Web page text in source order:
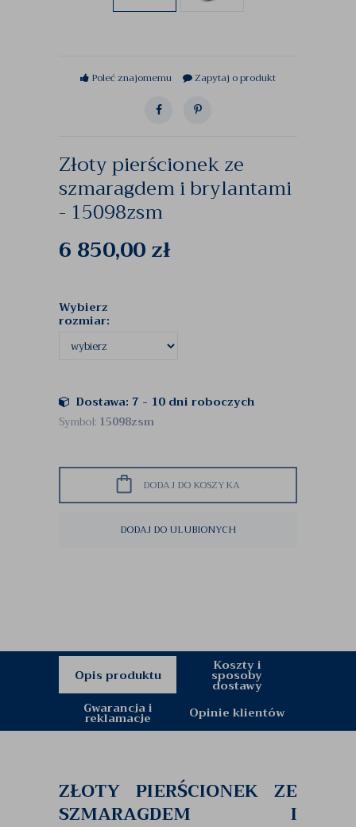
Poleć znajomemu Zapytaj o produkt
Złoty pierścionek ze
szmaragdem i brylantami
- 15098zsm
6 850,00zł
Wybierz
rozmiar:
Dostawa: 7 - 10 dni roboczych
Symbol: 15098zsm
DODAJ DO KOSZYKA
DODAJ DO ULUBIONYCH
Opis produktu
Koszty i
sposoby
dostawy
Gwarancja i
reklamacje Opinie klientów
ZŁOTY PIERŚCIONEK ZE
SZMARAGDEM I